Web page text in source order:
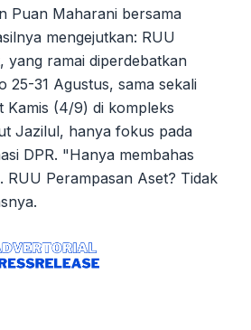
Puan Maharani bersama
mengejutkan: RUU
yang ramai diperdebatkan
25-31 Agustus, sama sekali
Kamis (4/9) di kompleks
Jazilul, hanya fokus pada
DPR. "Hanya membahas
RUU Perampasan Aset? Tidak